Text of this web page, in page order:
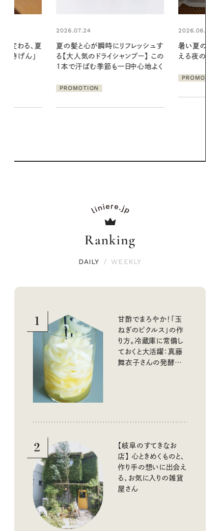
レッシュす
プー】 この
2026.06.01
暑い夏のナイトルーティン。私を整
える夜の爽やかご褒美ケア
2026.06.01
真夏に向け
やりジェルと
ア
Ranking
DAILY / WEEKLY
1
甘酢でまろやか！「玉
ねぎのピクルス」の作
り方。冷蔵庫に常備し
ておくと大活躍：真藤
舞衣子さんの発酵と
2
【岐阜のすてきなお
店】 心ときめくものと、
作り手の想いに出会え
る、お気に入りの雑貨
屋さん